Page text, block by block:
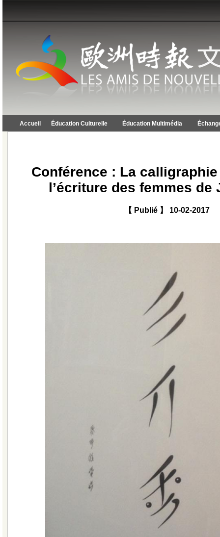
Accueil Éducation Culturelle Éducation Multimédia
Conférence : La
l’écriture des femmes de
【 Publié 】 10-02-2017